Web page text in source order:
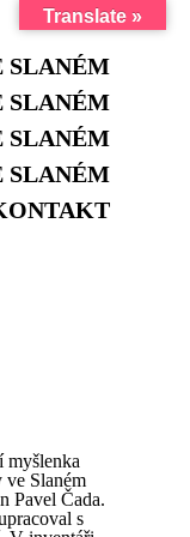
myšlenka
ve Slaném
Pavel Čada.
s
Translate »